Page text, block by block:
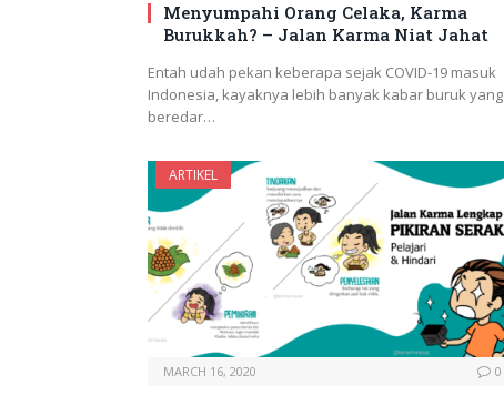
Menyumpahi Orang Celaka, Karma
Burukkah? – Jalan Karma Niat Jahat
Entah udah pekan keberapa sejak COVID-19 masuk
Indonesia, kayaknya lebih banyak kabar buruk yang
beredar…
ARTIKEL
MARCH 16, 2020 0